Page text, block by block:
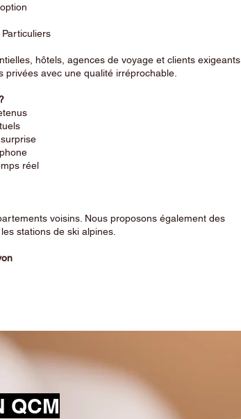
hôtels, agences de voyage et clients exigeants.
avec une qualité irréprochable.
réel
voisins. Nous proposons également des
stations de ski alpines.
QCM